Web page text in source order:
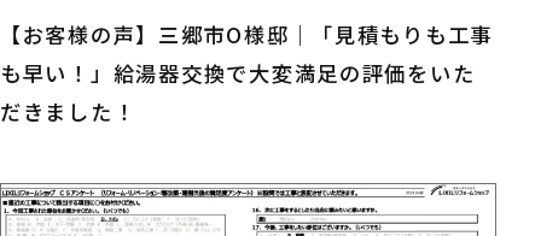
【お客様の声】三郷市O様邸｜「見積もりも工事
も早い！」給湯器交換で大変満足の評価をいた
だきました！